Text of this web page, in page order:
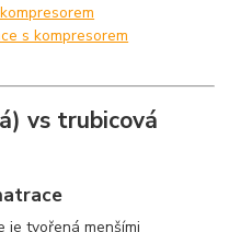
s kompresorem
vs trubicová
je tvořená menšími